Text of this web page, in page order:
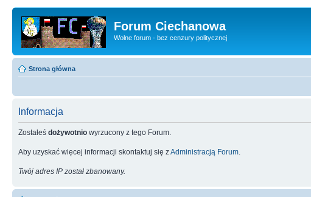
Forum Ciechanowa
Wolne forum - bez cenzury politycznej
Strona główna
Informacja
Zostałeś dożywotnio wyrzucony z tego Forum.
Aby uzyskać więcej informacji skontaktuj się zAdministracją Forum
Twój adres IP został zbanowany.